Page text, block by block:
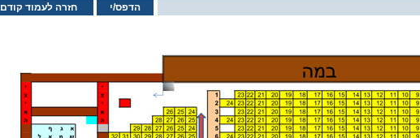
חזרה לעמוד קודם הדפס/י